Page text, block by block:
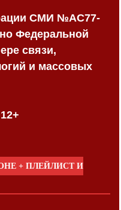
СМИ №AC77-
Федеральной
связи,
и массовых
+ ПЛЕЙЛИСТ И